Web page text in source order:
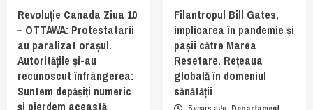
Revoluție Canada Ziua 10
– OTTAWA: Protestatarii
au paralizat orașul.
Autoritățile și-au
recunoscut înfrângerea:
Suntem depășiți numeric
și pierdem această
Filantropul Bill Gates,
implicarea în pandemie și
pașii către Marea
Resetare. Rețeaua
globală în domeniul
sănătății